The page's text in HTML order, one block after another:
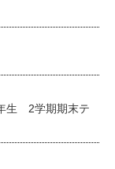
生 2学期期末テ